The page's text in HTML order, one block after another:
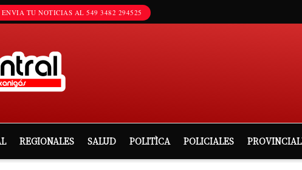
ENVIA TU NOTICIAS AL 549 3482 294525
REGIONALES SALUD POLITÌCA POLICIALES